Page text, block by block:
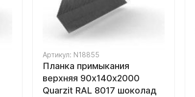
Артикул: N18855
Планка примыкания
верхняя 90х140х2000
Quarzit RAL 8017 шоколад